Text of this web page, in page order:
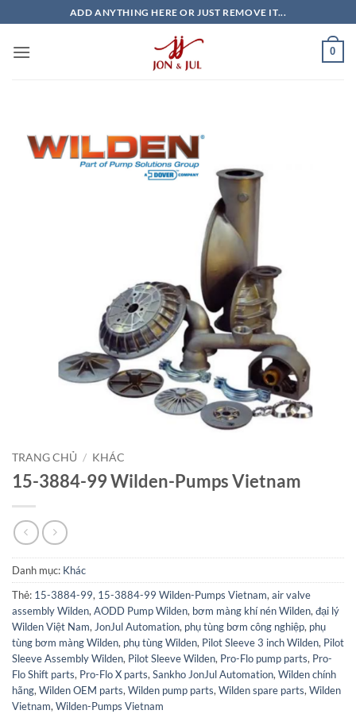
qua
nội
ADD ANYTHING HERE OR JUST REMOVE IT...
0
TRANG CHỦ / KHÁC
15-3884-99 Wilden-Pumps Vietnam
Danh mục: Khác
Thẻ: 15-3884-99, 15-3884-99 Wilden-Pumps Vietnam,air valve
assembly Wilden,AODD Pump Wilden, bơm màng khí nén Wilden,đại lý
Wilden Việt Nam,JonJul Automation, phụ tùng bơm công nghiệp, phụ
tùng bơm màng Wilden, phụ tùng Wilden, Pilot Sleeve 3 inch Wilden, Pilot
Sleeve Assembly Wilden, Pilot Sleeve Wilden, Pro-Flo pump parts, Pro-
Flo Shift parts, Pro-Flo X parts,Sankho JonJul Automation,Wilden chính
hãng,Wilden OEM parts,Wilden pump parts,Wilden spare parts,Wilden
Vietnam,Wilden-Pumps Vietnam